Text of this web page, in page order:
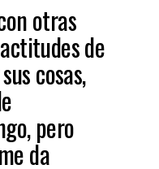
otras
de
cosas,
pero
da